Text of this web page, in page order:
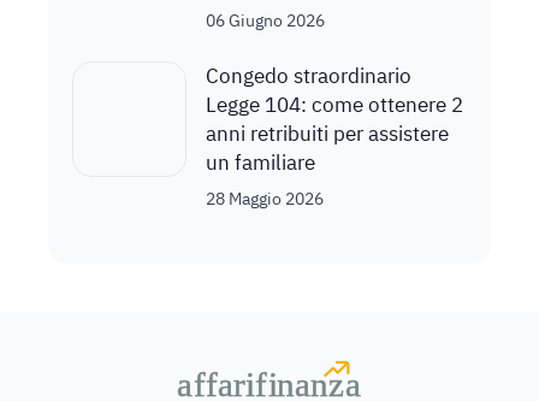
06 Giugno 2026
Congedo straordinario
Legge 104: come ottenere 2
anni retribuiti per assistere
un familiare
28 Maggio 2026
affarifinanza
affarifinanza